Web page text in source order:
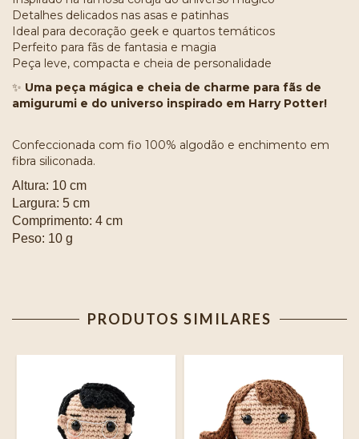
Detalhes delicados nas asas e patinhas
Ideal para decoração geek e quartos temáticos
Perfeito para fãs de fantasia e magia
Peça leve, compacta e cheia de personalidade
✨ Uma peça mágica e cheia de charme para fãs de
amigurumi e do universo inspirado em Harry Potter!
Confeccionada com fio 100% algodão e enchimento em
fibra siliconada.
Altura: 10 cm
Largura: 5 cm
Comprimento: 4 cm
Peso: 10 g
PRODUTOS SIMILARES